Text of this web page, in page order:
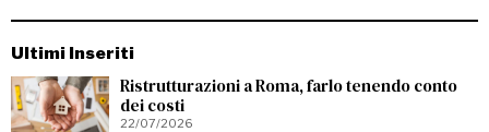
Ultimi Inseriti
Ristrutturazioni a Roma, farlo tenendo conto
dei costi
22/07/2026